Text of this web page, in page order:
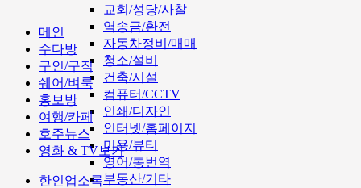
교회/성당/사찰
역송금/환전
자동차정비/매매
청소/설비
건축/시설
컴퓨터/CCTV
인쇄/디자인
인터넷/홈페이지
미용/뷰티
영어/통번역
부동산/기타
메인
수다방
구인/구직
쉐어/벼룩
홍보방
여행/카페
호주뉴스
영화 & TV보기
한인업소록